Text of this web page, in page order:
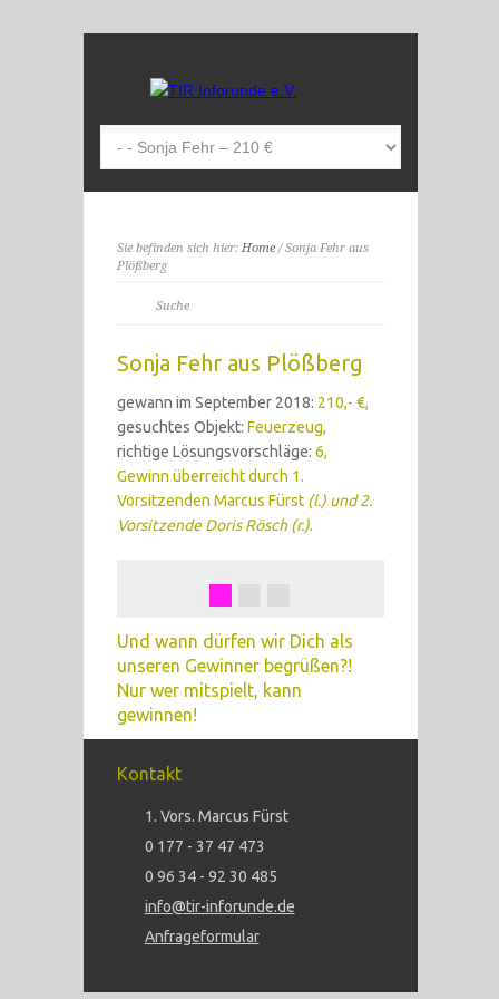
Sie befinden sich hier: Home/ Sonja Fehr aus
Plößberg
Sonja Fehr aus Plößberg
gewann im September 2018: 210,- €,
gesuchtes Objekt: Feuerzeug,
richtige Lösungsvorschläge: 6,
Gewinn überreicht durch 1.
Vorsitzenden Marcus Fürst (l.) und 2.
Vorsitzende Doris Rösch (r.).
Und wann dürfen wir Dich als
unseren Gewinner begrüßen?!
Nur wer mitspielt, kann
gewinnen!
Kontakt
1. Vors. Marcus Fürst
0 177 - 37 47 473
0 96 34 - 92 30 485
info@tir-inforunde.de
Anfrageformular